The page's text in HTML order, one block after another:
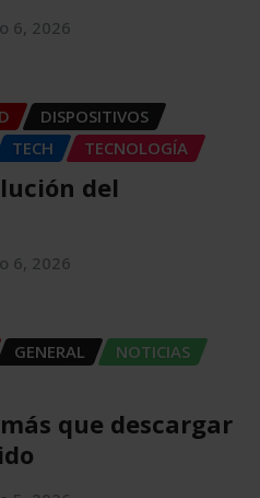
6, 2026
DISPOSITIVOS
TECH TECNOLOGÍA
del
6, 2026
GENERAL
NOTICIAS
que descargar